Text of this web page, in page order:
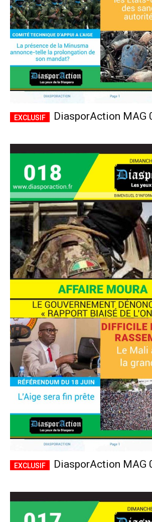
DiasporAction MAG
DiasporAction MAG